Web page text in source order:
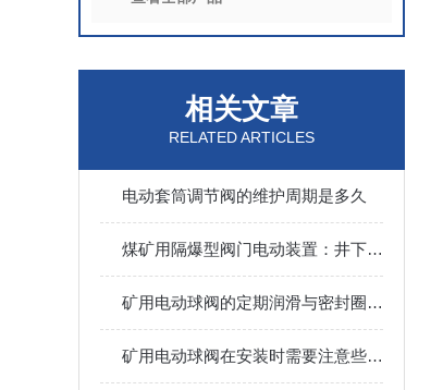
相关文章
RELATED ARTICLES
电动套筒调节阀的维护周期是多久
煤矿用隔爆型阀门电动装置：井下流体控制的“防爆卫士”
矿用电动球阀的定期润滑与密封圈更换周期指南
矿用电动球阀在安装时需要注意些什么？